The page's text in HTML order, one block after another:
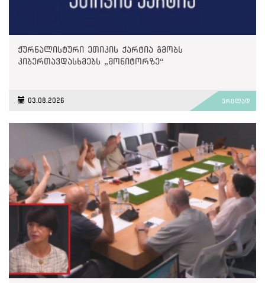
ჟურნალისტური ეთიკის ქარტია გმობს
კიბერთავდასხმებს „მონიტორზე“
03.08.2026 ვრცლად